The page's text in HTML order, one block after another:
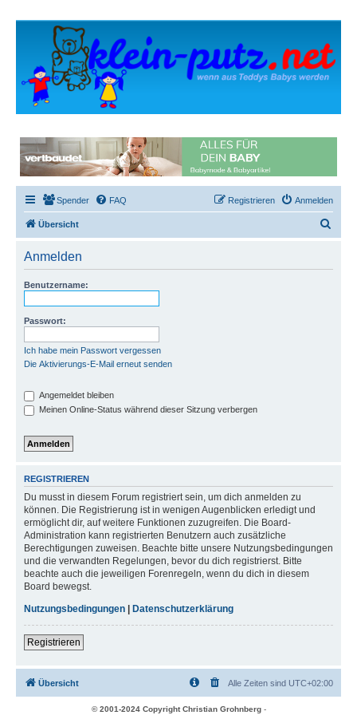
Spender FAQ Anmelden
Registrieren
Übersicht
Anmelden
Benutzername:
Passwort:
Ich habe mein Passwort vergessen
Die Aktivierungs-E-Mail erneut senden
Angemeldet bleiben
Meinen Online-Status während dieser Sitzung verbergen
REGISTRIEREN
Du musst in diesem Forum registriert sein, um dich anmelden zu
können. Die Registrierung ist in wenigen Augenblicken erledigt und
ermöglicht dir, auf weitere Funktionen zuzugreifen. Die Board-
Administration kann registrierten Benutzern auch zusätzliche
Berechtigungen zuweisen. Beachte bitte unsere Nutzungsbedingungen
und die verwandten Regelungen, bevor du dich registrierst. Bitte
beachte auch die jeweiligen Forenregeln, wenn du dich in diesem
Board bewegst.
Nutzungsbedingungen
Datenschutzerklärung
Registrieren
Übersicht Alle Zeiten sind UTC+02:00
© 2001-2024 Copyright Christian Grohnberg-